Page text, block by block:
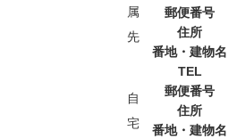
属
先
郵便番号
住所
番地・建物名
TEL
自
宅
郵便番号
住所
番地・建物名